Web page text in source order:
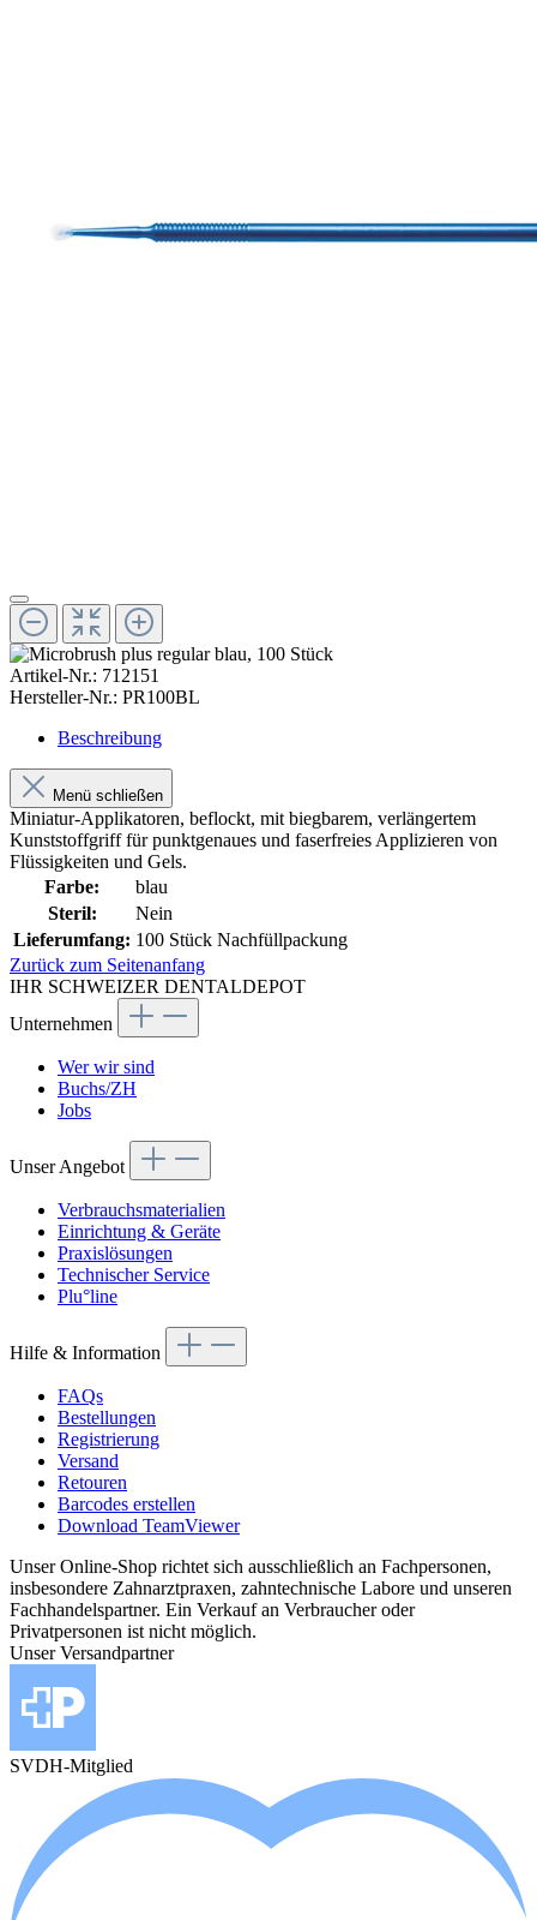
Artikel-Nr.: 712151
Hersteller-Nr.: PR100BL
Beschreibung
Menü schließen
Miniatur-Applikatoren, beflockt, mit biegbarem, verlängertem
Kunststoffgriff für punktgenaues und faserfreies Applizieren von
Flüssigkeiten und Gels.
Farbe:
blau
Steril:
Nein
Lieferumfang: 100 Stück Nachfüllpackung
Zurück zum Seitenanfang
IHR SCHWEIZER DENTALDEPOT
Unternehmen
Wer wir sind
Buchs/ZH
Jobs
Unser Angebot
Verbrauchsmaterialien
Einrichtung & Geräte
Praxislösungen
Technischer Service
Plu°line
Hilfe & Information
FAQs
Bestellungen
Registrierung
Versand
Retouren
Barcodes erstellen
Download TeamViewer
Unser Online-Shop richtet sich ausschließlich an Fachpersonen,
insbesondere Zahnarztpraxen, zahntechnische Labore und unseren
Fachhandelspartner. Ein Verkauf an Verbraucher oder
Privatpersonen ist nicht möglich.
Unser Versandpartner
SVDH-Mitglied